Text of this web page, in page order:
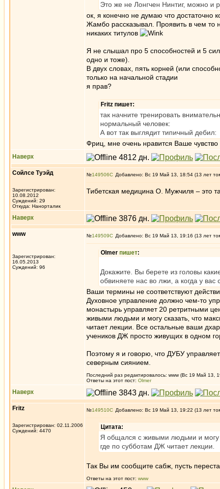
Это же не Лонгчен Нинтиг, можно и
ок, я конечно не думаю что достаточно
Жамбо рассказывал. Проявить в чем то
никаких титулов
Я не слышал про 5 способностей и 5
одно и тоже).
В двух словах, пять корней (или
только на начальной стадии
я прав?
Fritz пишет:
так начните тренировать
нормальный человек:
А вот так выглядит типичный дебил:
Фриц, мне очень нравится Ваше
Наверх
Сойлсе Туэйд
Зарегистрирован:
10.08.2012
Суждений: 29
Откуда: Нанорталик
№149506 Добавлено: Вс 19 Май 13, 18:54 (13 лет
Тибетская медицина О. Мужчиля – это
Наверх
www
Зарегистрирован:
16.05.2013
Суждений: 96
№149509 Добавлено: Вс 19 Май 13, 19:16 (13 лет
Olmer пишет:
Докажите. Вы берете из головы
обвиняете нас во лжи, а когда у
Ваши термины не соответствуют
Духовное управление должно чем-то
монастырь управляет 20 ретритными
живыми людьми и могу сказать, что
читает лекции. Все остальные ваши
учеников ДЖ просто живущих в одном
Поэтому я и говорю, что ДУБУ
северным сиянием.
Последний раз редактировалось: www (Вс 19 Май 13,
Ответы на этот пост: Olmer
Наверх
Fritz
Зарегистрирован: 02.11.2006
Суждений: 4470
№149510 Добавлено: Вс 19 Май 13, 19:22 (13 лет
Цитата:
Я общался с живыми людьми и могу
где по субботам ДЖ читает лекции.
Так Вы им сообщите сабж, пусть
Ответы на этот пост: www